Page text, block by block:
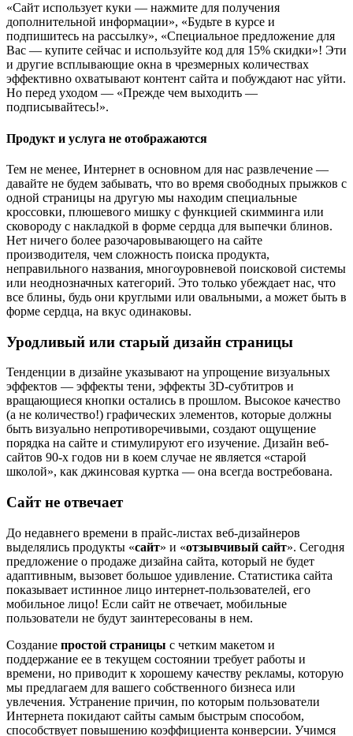
«Сайт использует куки — нажмите для получения
дополнительной информации», «Будьте в курсе и
подпишитесь на рассылку», «Специальное предложение для
Вас — купите сейчас и используйте код для 15% скидки»! Эти
и другие всплывающие окна в чрезмерных количествах
эффективно охватывают контент сайта и побуждают нас уйти.
Но перед уходом — «Прежде чем выходить —
подписывайтесь!».
Продукт и услуга не отображаются
Тем не менее, Интернет в основном для нас развлечение —
давайте не будем забывать, что во время свободных прыжков с
одной страницы на другую мы находим специальные
кроссовки, плюшевого мишку с функцией скимминга или
сковороду с накладкой в форме сердца для выпечки блинов.
Нет ничего более разочаровывающего на сайте
производителя, чем сложность поиска продукта,
неправильного названия, многоуровневой поисковой системы
или неоднозначных категорий. Это только убеждает нас, что
все блины, будь они круглыми или овальными, а может быть в
форме сердца, на вкус одинаковы.
Уродливый или старый дизайн страницы
Тенденции в дизайне указывают на упрощение визуальных
эффектов — эффекты тени, эффекты 3D-субтитров и
вращающиеся кнопки остались в прошлом. Высокое качество
(а не количество!) графических элементов, которые должны
быть визуально непротиворечивыми, создают ощущение
порядка на сайте и стимулируют его изучение. Дизайн веб-
сайтов 90-х годов ни в коем случае не является «старой
школой», как джинсовая куртка — она всегда востребована.
Сайт не отвечает
До недавнего времени в прайс-листах веб-дизайнеров
выделялись продукты «сайт» и «отзывчивый сайт». Сегодня
предложение о продаже дизайна сайта, который не будет
адаптивным, вызовет большое удивление. Статистика сайта
показывает истинное лицо интернет-пользователей, его
мобильное лицо! Если сайт не отвечает, мобильные
пользователи не будут заинтересованы в нем.
Создание простой страницы с четким макетом и
поддержание ее в текущем состоянии требует работы и
времени, но приводит к хорошему качеству рекламы, которую
мы предлагаем для вашего собственного бизнеса или
увлечения. Устранение причин, по которым пользователи
Интернета покидают сайты самым быстрым способом,
способствует повышению коэффициента конверсии. Учимся